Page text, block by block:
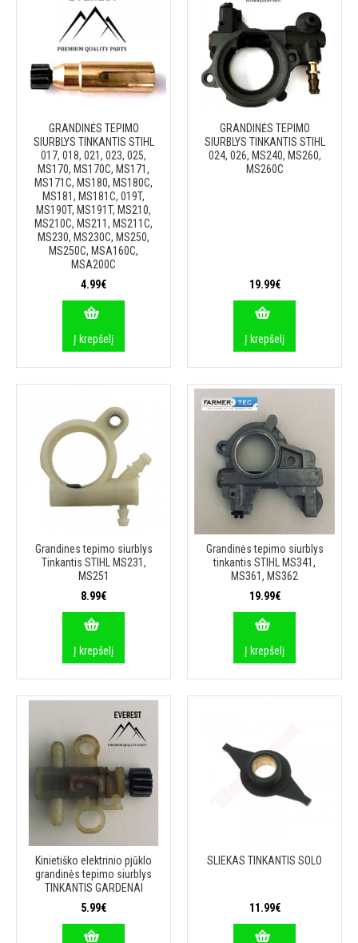
GRANDINĖS TEPIMO
SIURBLYS TINKANTIS STIHL
017, 018, 021, 023, 025,
MS170, MS170C, MS171,
MS171C, MS180, MS180C,
MS181, MS181C, 019T,
MS190T, MS191T, MS210,
MS210C, MS211, MS211C,
MS230, MS230C, MS250,
MS250C, MSA160C,
MSA200C
4.99€
Į krepšelį
GRANDINĖS TEPIMO
SIURBLYS TINKANTIS STIHL
024, 026, MS240, MS260,
MS260C
19.99€
Į krepšelį
Grandines tepimo siurblys
Tinkantis STIHL MS231,
MS251
8.99€
Į krepšelį
Grandinės tepimo siurblys
tinkantis STIHL MS341,
MS361, MS362
19.99€
Į krepšelį
Kinietiško elektrinio pjūklo
grandinės tepimo siurblys
TINKANTIS GARDENAI
5.99€
SLIEKAS TINKANTIS SOLO
11.99€